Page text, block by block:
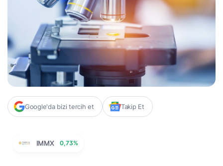
Google'da bizi tercih et Takip Et
IMMX 0,73%